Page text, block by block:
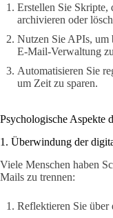
Erstellen Sie Skripte,
archivieren oder
Nutzen Sie APIs, um
E-Mail-Verwaltung
Automatisieren Sie
um Zeit zu sparen.
Psychologische Aspekte
1. Überwindung der
Viele Menschen haben
Mails zu trennen:
Reflektieren Sie über